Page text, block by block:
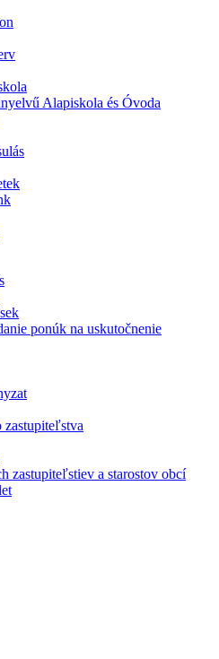
Alapiskola és Óvoda
ponúk na uskutočnenie
zastupiteľstva
zastupiteľstiev a starostov obcí